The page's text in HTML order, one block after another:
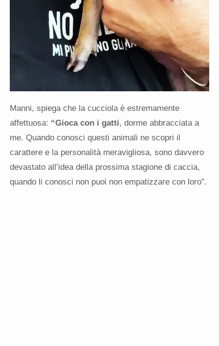
Manni, spiega che la cucciola è estremamente
affettuosa: “Gioca con i gatti, dorme abbracciata a
me. Quando conosci questi animali ne scopri il
carattere e la personalità meravigliosa, sono davvero
devastato all’idea della prossima stagione di caccia,
quando li conosci non puoi non empatizzare con loro”.